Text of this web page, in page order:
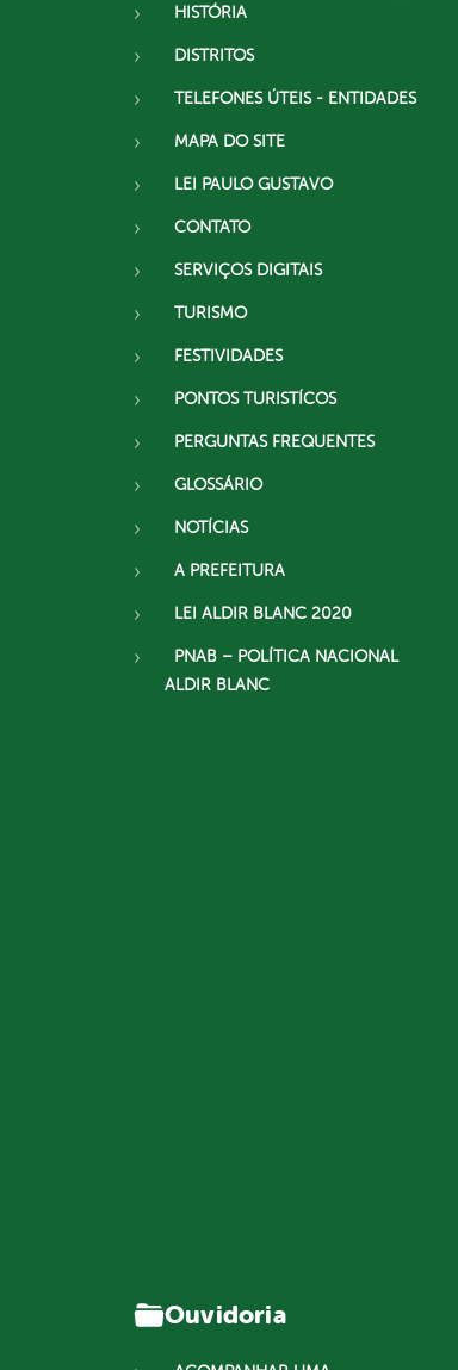
HISTÓRIA
DISTRITOS
TELEFONES ÚTEIS - ENTIDADES
MAPA DO SITE
LEI PAULO GUSTAVO
CONTATO
SERVIÇOS DIGITAIS
TURISMO
FESTIVIDADES
PONTOS TURISTÍCOS
PERGUNTAS FREQUENTES
GLOSSÁRIO
NOTÍCIAS
A PREFEITURA
LEI ALDIR BLANC 2020
PNAB – POLÍTICA NACIONAL
ALDIR BLANC
Ouvidoria